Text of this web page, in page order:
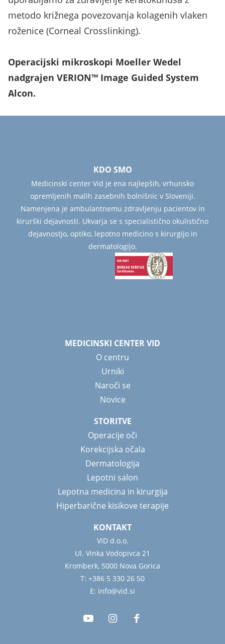
metodo križnega povezovanja kolagenih vlaken
roženice (Corneal Crosslinking).
Operacijski mikroskopi Moeller Wedel
nadgrajen VERION™ Image Guided System
Alcon.
KDO SMO
Medicinski center Vid je ena najlepših, vrhunsko
opremljenih malih zasebnih bolnišnic v Sloveniji.
Namenjena je ambulantnemu zdravljenju pacientov in
kirurški dejavnosti. Ukvarja se s specialistično okulistično
dejavnostjo, optiko, lepotno medicino s kirurgijo in
dermatologijo.
MEDICINSKI CENTER VID
O centru
Urniki
Naroči se
Novice
STORITVE
Operacije oči
Korekcijska očala
Dermatologija
Lepotni salon
Lepotna medicina in kirurgija
Hiperbarične kisikove terapije
KONTAKT
VID d.o.o.
Ul. Vinka Vodopivca 21
Kromberk, 5000 Nova Gorica
T: +386 5 330 26 50
E: info@vid.si